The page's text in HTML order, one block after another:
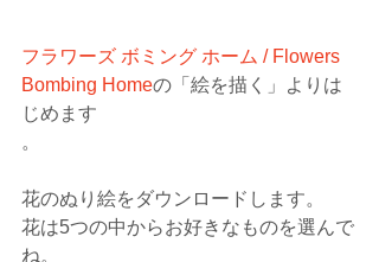
フラワーズ ボミング ホーム / Flowers
Bombing Homeの「絵を描く」よりは
じめます
。
花のぬり絵をダウンロードします。
花は5つの中からお好きなものを選んで
ね。